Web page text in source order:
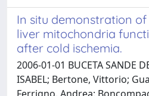
In situ demonstration
liver mitochondria
after cold ischemia.
2006-01-01 BUCETA SANDE
ISABEL; Bertone, Vittorio;